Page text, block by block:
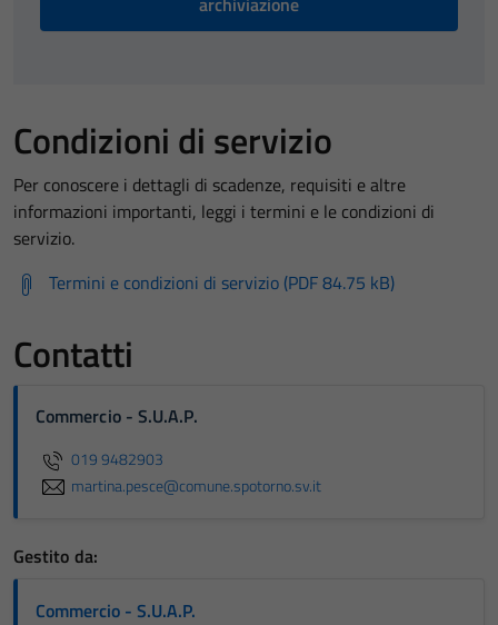
Condizioni di servizio
Per conoscere i dettagli di scadenze, requisiti e altre
informazioni importanti, leggi i termini e le condizioni di
servizio.
Termini e condizioni di servizio (PDF 84.75 kB)
Contatti
Commercio - S.U.A.P.
019 9482903
martina.pesce@comune.spotorno.sv.it
Gestito da:
Commercio - S.U.A.P.